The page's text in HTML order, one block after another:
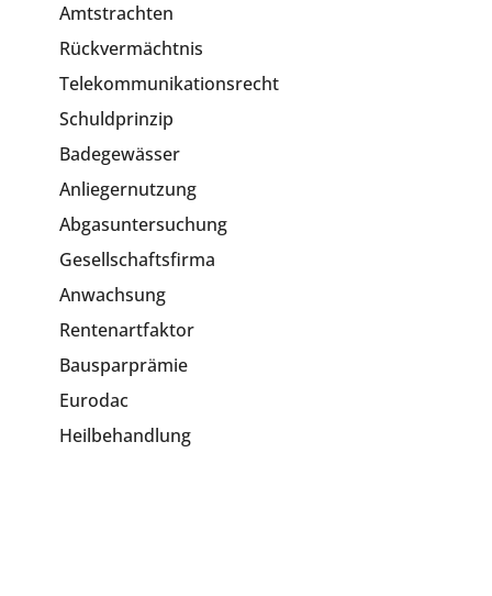
Amtstrachten
Rückvermächtnis
Telekommunikationsrecht
Schuldprinzip
Badegewässer
Anliegernutzung
Abgasuntersuchung
Gesellschaftsfirma
Anwachsung
Rentenartfaktor
Bausparprämie
Eurodac
Heilbehandlung